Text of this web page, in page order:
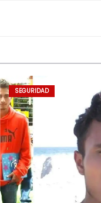
SEGURIDAD